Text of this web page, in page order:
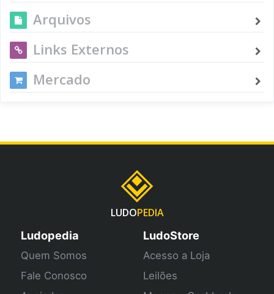
Arquivos
Links Externos
Mercado
LUDOPEDIA
Ludopedia
Quem Somos
Fale Conosco
LudoStore
Acesso a Loja
Leilões